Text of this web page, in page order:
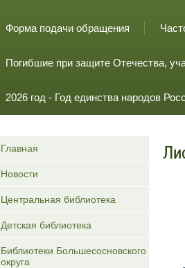
Форма подачи обращения
Погибшие при защите Отечества,
2026 год - Год единства народов
Главная
Новости
Центральная библиотека
Детская библиотека
Библиотеки Большесосновского
округа